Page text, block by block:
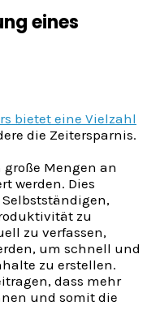
eines
bietet eine Vielzahl
die Zeitersparnis.
Mengen an
werden. Dies
zu
zu verfassen,
um schnell und
zu erstellen.
dass mehr
und somit die